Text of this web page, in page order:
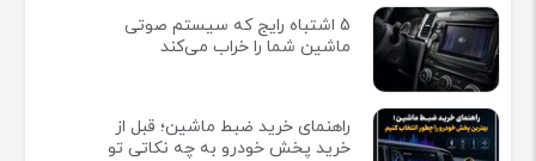
5 اشتباه رایج که سیستم صوتی
ماشین شما را خراب می‌کند
راهنمای خرید ضبط ماشین؛ قبل از
خرید پخش خودرو به چه نکاتی تو